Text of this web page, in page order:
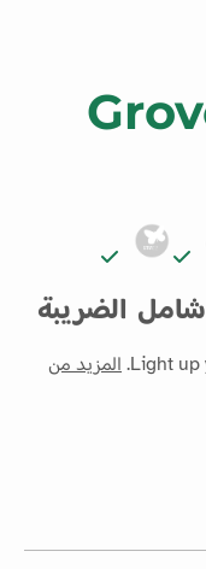
Light up المزيد من